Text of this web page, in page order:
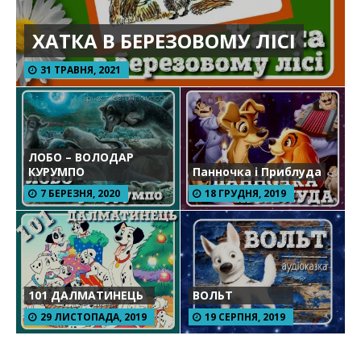
ХАТКА В БЕРЕЗОВОМУ ЛІСІ
31 ТРАВНЯ, 2021
ЛОБО – ВОЛОДАР
КУРУМПО
7 БЕРЕЗНЯ, 2020
Панночка і Приблуда
18 ГРУДНЯ, 2019
101 ДАЛМАТИНЕЦЬ
29 ЛИСТОПАДА, 2019
ВОЛЬТ
19 СЕРПНЯ, 2019